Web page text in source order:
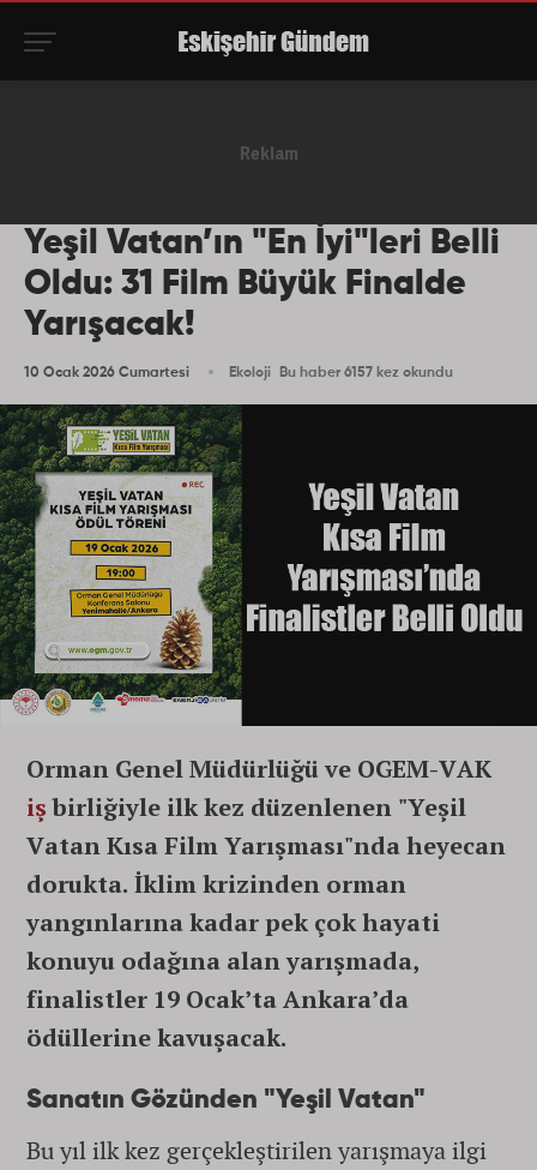
Yeşil Vatan’ın "En İyi"leri Belli
Oldu: 31 Film Büyük Finalde
Yarışacak!
10 Ocak 2026 Cumartesi Ekoloji Bu haber 6157 kez okundu
Orman Genel Müdürlüğü ve OGEM-VAK
işbirliğiyle ilk kez düzenlenen "Yeşil
Vatan Kısa Film Yarışması"nda heyecan
dorukta. İklim krizinden orman
yangınlarına kadar pek çok hayati
konuyu odağına alan yarışmada,
finalistler 19 Ocak’ta Ankara’da
ödüllerine kavuşacak.
Sanatın Gözünden "Yeşil Vatan"
Bu yıl ilk kez gerçekleştirilen yarışmaya ilgi